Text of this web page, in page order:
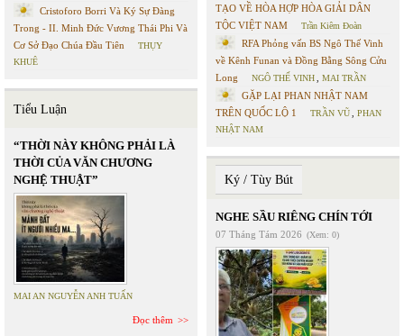
Cristoforo Borri Và Ký Sự Đàng
Trong - II. Minh Đức Vương Thái Phi Và
Cơ Sở Đạo Chúa Đầu Tiên
THỤY
KHUÊ
Tiểu Luận
“THỜI NÀY KHÔNG PHẢI LÀ
THỜI CỦA VĂN CHƯƠNG
NGHỆ THUẬT”
MAI AN NGUYỄN ANH TUẤN
Đọc thêm
TẠO VỀ HÒA HỢP HÒA GIẢI DÂN
TỘC VIỆT NAM
Trần Kiêm Đoàn
RFA Phỏng vấn BS Ngô Thế Vinh
về Kênh Funan và Đồng Bằng Sông Cửu
Long
NGÔ THẾ VINH MAI TRẦN
GẶP LẠI PHAN NHẬT NAM
TRÊN QUỐC LỘ 1
TRẦN VŨ
PHAN
NHẬT NAM
Ký / Tùy Bút
NGHE SẦU RIÊNG CHÍN TỚI
07 Tháng Tám 2026 (Xem: 0)